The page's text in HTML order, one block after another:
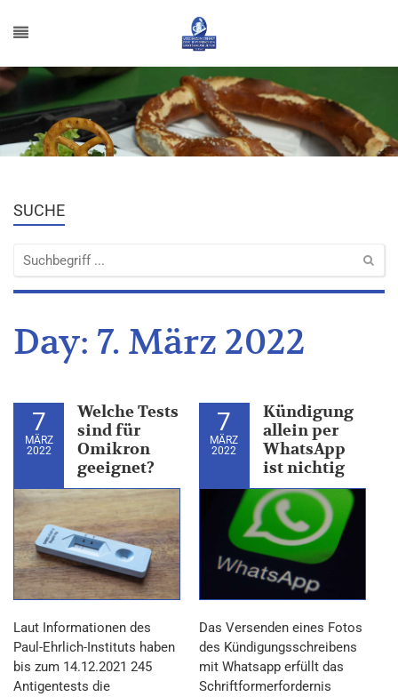
SUCHE
Day: 7. März 2022
7
MÄRZ
2022
Welche Tests
sind für
Omikron
geeignet?
Laut Informationen des
Paul-Ehrlich-Instituts haben
bis zum 14.12.2021 245
Antigentests die
7
MÄRZ
2022
Kündigung
allein per
WhatsApp
ist nichtig
Das Versenden eines Fotos
des Kündigungsschreibens
mit Whatsapp erfüllt das
Schriftformerfordernis